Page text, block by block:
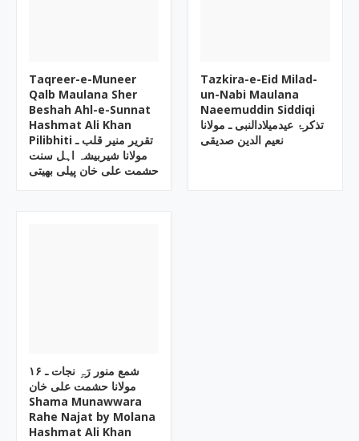
Taqreer-e-Muneer
Qalb Maulana Sher
Beshah Ahl-e-Sunnat
Hashmat Ali Khan
Pilibhiti تقریر منیر قلب ـ
مولانا شیربیشہ اہل سنت
حشمت علی خان پیلی بھیتی
Tazkira-e-Eid Milad-
un-Nabi Maulana
Naeemuddin Siddiqi
تذکرۂ عیدمیلادالنبی ـ مولانا
نعیم الدین صدیقی
۱۶ شمع منور رَہِ نجات ـ
مولانا حشمت علی خان
Shama Munawwara
Rahe Najat by Molana
Hashmat Ali Khan